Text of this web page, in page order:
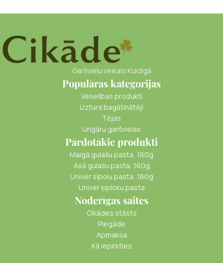
Garšvielu veikals Kuldīgā
Populāras kategorijas
Veselības produkti
Uztura bagātinātāji
Tējas
Ungāru garšvielas
Pārdotākie produkti
Maigā gulašu pasta, 160g
Asā gulašu pasta, 160g
Univer sīpolu pasta, 160g
Univer ķiploku pasta
Noderīgas saites
Cikādes stāsts
Piegāde
Apmaksa
Kā iepirkties